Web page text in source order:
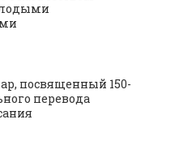
посвященный 150-
перевода